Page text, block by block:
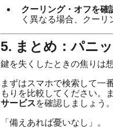
クーリング・オフを確
く異なる場合、クーリ
5. まとめ：パニ
鍵を失くしたときの焦りは
まずはスマホで検索して一
もりを比較してください。
サービスを確認しましょう
「備えあれば憂いなし」。